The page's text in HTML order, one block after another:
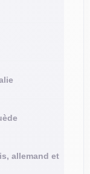
allemand et